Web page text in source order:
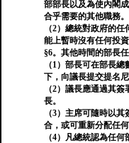
部部長以及為使內閣
合乎需要的其他職務。
（2）總統對政府的
能上暫時沒有任何投資
§6。其他時間的部長
（1）部長可在部長
下，向議長提交提名
（2）議長應通過其
長。
（3）主席可隨時以
合，或可重新分配任何
（4）凡總統認為任